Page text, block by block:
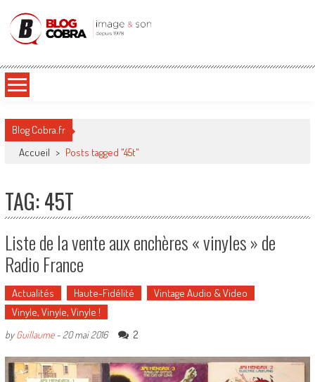
Blog Cobra
Blog Cobra.fr
Accueil > Posts tagged "45t"
TAG: 45T
Liste de la vente aux enchères « vinyles » de
Radio France
Actualités Haute-Fidélité
Vintage Audio & Video
Vinyle, Vinyle, Vinyle !
byGuillaume- 20 mai 2016 2